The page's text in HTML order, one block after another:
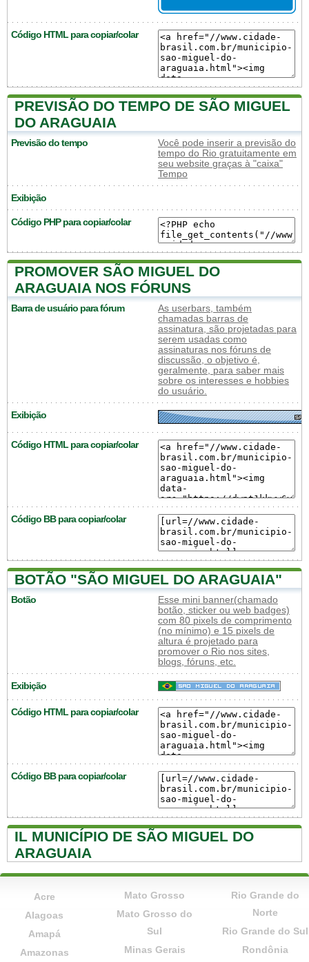
Código HTML para copiar/colar
PREVISÃO DO TEMPO DE SÃO MIGUEL
DO ARAGUAIA
Previsão do tempo
Você pode inserir a previsão do
tempo do Rio gratuitamente em
seu website graças à "caixa"
Tempo
Exibição
Código PHP para copiar/colar
PROMOVER SÃO MIGUEL DO
ARAGUAIA NOS FÓRUNS
Barra de usuário para fórum
As userbars, também
chamadas barras de
assinatura, são projetadas para
serem usadas como
assinaturas nos fóruns de
discussão, o objetivo é,
geralmente, para saber mais
sobre os interesses e hobbies
do usuário.
Exibição
Código HTML para copiar/colar
Código BB para copiar/colar
BOTÃO "SÃO MIGUEL DO ARAGUAIA"
Botão
Esse mini banner(chamado
botão, sticker ou web badges)
com 80 pixels de comprimento
(no mínimo) e 15 pixels de
altura é projetado para
promover o Rio nos sites,
blogs, fóruns, etc.
Exibição
Código HTML para copiar/colar
Código BB para copiar/colar
IL MUNICÍPIO DE SÃO MIGUEL DO
ARAGUAIA
Acre
Alagoas
Amapá
Amazonas
Mato Grosso
Mato Grosso do
Sul
Minas Gerais
Rio Grande do
Norte
Rio Grande do Sul
Rondônia